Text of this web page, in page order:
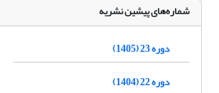
شماره‌های پیشین نشریه
دوره 23 (1405)
دوره 22 (1404)